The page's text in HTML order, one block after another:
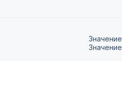
Значение
Значение